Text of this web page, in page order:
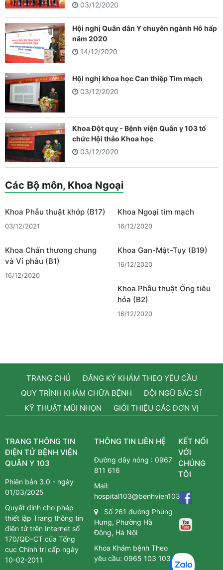
03/12/2020
Hội nghị Quân dân Y chuyên ngành Hô hấp
năm 2020
14/12/2020
Hội nghị khoa học Can thiệp Tim mạch
03/12/2020
Khoa Đột quỵ - Bệnh viện Quân y 103 tổ
chức Hội thảo Khoa học
03/12/2020
Các Bộ môn, Khoa Ngoại
Khoa Phẫu thuật khớp (B17)
03/12/2021
Khoa Ngoại tim mạch
16/12/2020
Khoa Chấn thương chung
và Vi phẫu (B1)
16/12/2020
Khoa Gan-Mật-Tụy (B19)
16/12/2020
Khoa Phẫu thuật Ống tiêu
hóa (B2)
16/12/2020
TRANG CHỦ
ĐĂNG KÝ KHÁM THEO YÊU CẦU
QUY TRÌNH KHÁM CHỮA BỆNH
ĐỘI NGŨ BÁC SĨ
KỸ THUẬT MŨI NHỌN
GIỚI THIỆU CÁC ĐƠN VỊ
TRANG THÔNG TIN
ĐIỆN TỬ BỆNH VIỆN
QUÂN Y 103
Phiên bản 3.0 - ngày
01/03/2025
Quyết định cho phép
thiết lập Trang thông tin
điện tử trên Internet số
170/QĐ–CT của Tổng
cục Chính trị cấp ngày
10-02-2011
THÔNG TIN LIÊN HỆ
Đường dây nóng :0967
811 616
Mail:
hospital103@benhvien103.vn
Số 261 đường Phùng
Hưng, Phường Hà
Đông, Hà Nội
Khoa Khám bệnh Theo
yêu cầu:0965 103 103
KẾT NỐI
VỚI
CHÚNG
TÔI